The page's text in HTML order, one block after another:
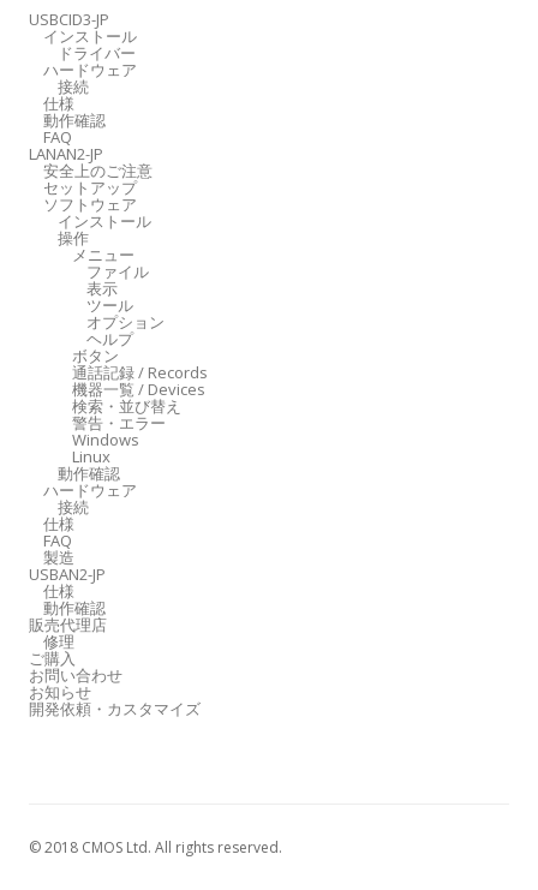
ョ
USBCID3-JP
インストール
ドライバー
ハードウェア
接続
仕様
動作確認
FAQ
LANAN2-JP
安全上のご注意
セットアップ
ソフトウェア
インストール
操作
メニュー
ファイル
表示
ツール
オプション
ヘルプ
ボタン
通話記録 / Records
機器一覧 / Devices
検索・並び替え
警告・エラー
Windows
Linux
動作確認
ハードウェア
接続
仕様
FAQ
製造
USBAN2-JP
仕様
動作確認
販売代理店
修理
ご購入
お問い合わせ
お知らせ
開発依頼・カスタマイズ
© 2018 CMOS Ltd. All rights reserved.